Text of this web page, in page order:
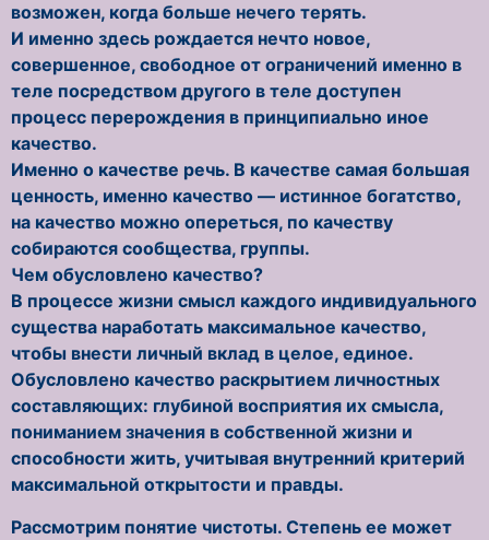
возможен, когда больше нечего терять.
И именно здесь рождается нечто новое,
совершенное, свободное от ограничений именно в
теле посредством другого в теле доступен
процесс перерождения в принципиально иное
качество.
Именно о качестве речь. В качестве самая большая
ценность, именно качество — истинное богатство,
на качество можно опереться, по качеству
собираются сообщества, группы.
Чем обусловлено качество?
В процессе жизни смысл каждого индивидуального
существа наработать максимальное качество,
чтобы внести личный вклад в целое, единое.
Обусловлено качество раскрытием личностных
составляющих: глубиной восприятия их смысла,
пониманием значения в собственной жизни и
способности жить, учитывая внутренний критерий
максимальной открытости и правды.
Рассмотрим понятие чистоты. Степень ее может